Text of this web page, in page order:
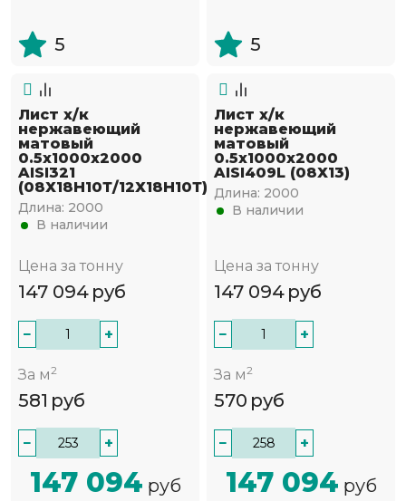
5 5
Лист х/к
нержавеющий
матовый
0.5х1000х2000
AISI321
(08Х18Н10Т/12Х18Н10Т)
Длина: 2000
В наличии
Цена за тонну
147 094 руб
− +
За м2
581 руб
− +
147 094 руб
Лист х/к
нержавеющий
матовый
0.5х1000х2000
AISI409L (08Х13)
Длина: 2000
В наличии
Цена за тонну
147 094 руб
− +
За м2
570 руб
− +
147 094 руб